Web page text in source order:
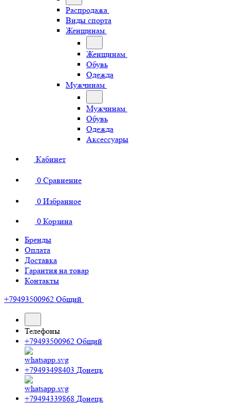
Распродажа
Виды спорта
Женщинам
Женщинам
Обувь
Одежда
Мужчинам
Мужчинам
Обувь
Одежда
Аксессуары
Кабинет
0 Сравнение
0 Избранное
0 Корзина
Бренды
Оплата
Доставка
Гарантия на товар
Контакты
+79493500962 Общий
Телефоны
+79493500962 Общий
+79493498403 Донецк
+79494339868 Донецк